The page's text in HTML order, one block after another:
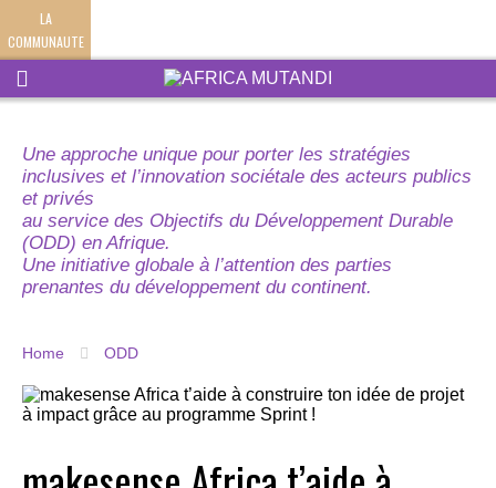
LA
COMMUNAUTE
Une approche unique pour porter les stratégies
inclusives et l’innovation sociétale des acteurs publics
et privés
au service des Objectifs du Développement Durable
(ODD) en Afrique.
Une initiative globale à l’attention des parties
prenantes du développement du continent.
Home ODD